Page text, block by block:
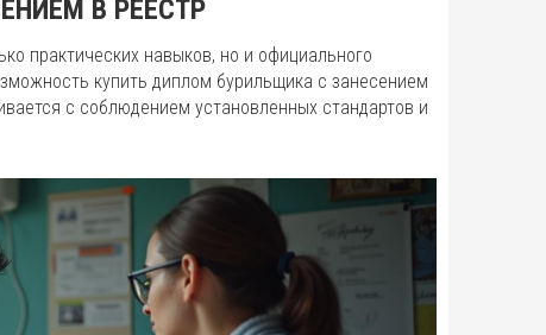
В РЕЕСТР
практических навыков, но и официального
купить диплом бурильщика с занесением
с соблюдением установленных стандартов и